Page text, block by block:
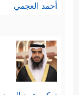
أحمد العجمي